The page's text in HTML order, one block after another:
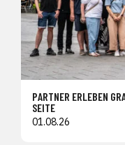
PARTNER ERLEBEN
SEITE
01.08.26